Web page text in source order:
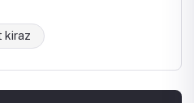
kiraz